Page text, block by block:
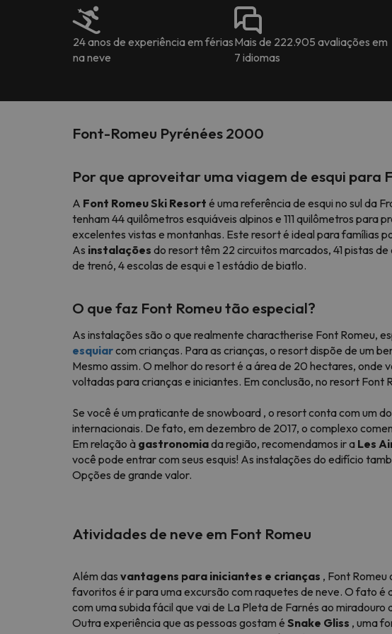
24 anos de experiência em férias
na neve
Mais de 222.905 avaliações em
7 idiomas
Font-Romeu Pyrénées 2000
Por que aproveitar uma viagem de esqui para
A Font Romeu Ski Resort é uma referência de esqui no sul da
tenham 44 quilômetros esquiáveis alpinos e 111 quilômetros
excelentes vistas e montanhas. Este resort é ideal para famílias
As instalações do resort têm 22 circuitos marcados, 41 pistas
de trenó, 4 escolas de esqui e 1 estádio de biatlo.
O que faz Font Romeu tão especial?
As instalações são o que realmente charactherise Font Romeu,
esquiarcom crianças. Para as crianças, o resort dispõe de um
Mesmo assim. O melhor do resort é a área de 20 hectares,
voltadas para crianças e iniciantes. Em conclusão, no resort
Se você é um praticante de snowboard , o resort conta com um
internacionais. De fato, em dezembro de 2017, o complexo
Em relação à gastronomiada região, recomendamos ir a Les
você pode entrar com seus esquis! As instalações do edifício
Opções de grande valor.
Atividades de neve em Font Romeu
Além das vantagens para iniciantes e crianças , Font
favoritos é ir para uma excursão com raquetes de neve. O fato é
com uma subida fácil que vai de La Pleta de Farnés ao miradouro
Outra experiência que as pessoas gostam é Snake Gliss , uma